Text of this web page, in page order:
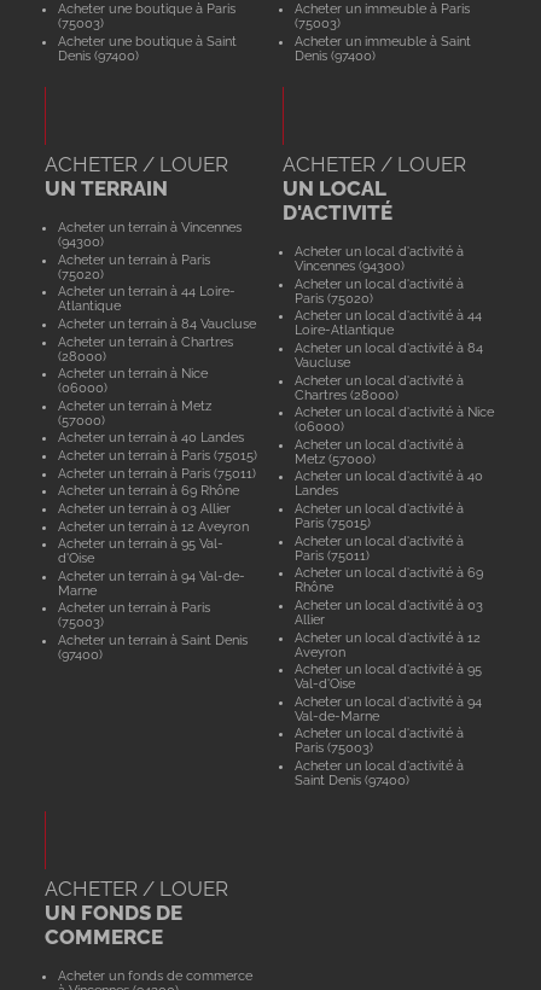
Acheter une boutique à Paris
(75003)
Acheter une boutique à Saint
Denis (97400)
Acheter un immeuble à Paris
(75003)
Acheter un immeuble à Saint
Denis (97400)
ACHETER / LOUER
UN TERRAIN
Acheter un terrain à Vincennes
(94300)
Acheter un terrain à Paris
(75020)
Acheter un terrain à 44 Loire-
Atlantique
Acheter un terrain à 84 Vaucluse
Acheter un terrain à Chartres
(28000)
Acheter un terrain à Nice
(06000)
Acheter un terrain à Metz
(57000)
Acheter un terrain à 40 Landes
Acheter un terrain à Paris (75015)
Acheter un terrain à Paris (75011)
Acheter un terrain à 69 Rhône
Acheter un terrain à 03 Allier
Acheter un terrain à 12 Aveyron
Acheter un terrain à 95 Val-
d'Oise
Acheter un terrain à 94 Val-de-
Marne
Acheter un terrain à Paris
(75003)
Acheter un terrain à Saint Denis
(97400)
ACHETER / LOUER
UN LOCAL
D'ACTIVITÉ
Acheter un local d'activité à
Vincennes (94300)
Acheter un local d'activité à
Paris (75020)
Acheter un local d'activité à 44
Loire-Atlantique
Acheter un local d'activité à 84
Vaucluse
Acheter un local d'activité à
Chartres (28000)
Acheter un local d'activité à Nice
(06000)
Acheter un local d'activité à
Metz (57000)
Acheter un local d'activité à 40
Landes
Acheter un local d'activité à
Paris (75015)
Acheter un local d'activité à
Paris (75011)
Acheter un local d'activité à 69
Rhône
Acheter un local d'activité à 03
Allier
Acheter un local d'activité à 12
Aveyron
Acheter un local d'activité à 95
Val-d'Oise
Acheter un local d'activité à 94
Val-de-Marne
Acheter un local d'activité à
Paris (75003)
Acheter un local d'activité à
Saint Denis (97400)
ACHETER / LOUER
UN FONDS DE
COMMERCE
Acheter un fonds de commerce